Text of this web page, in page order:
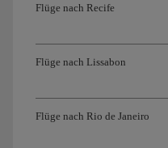
Flüge nach Recife
Flüge nach Lissabon
Flüge nach Rio de Janeiro